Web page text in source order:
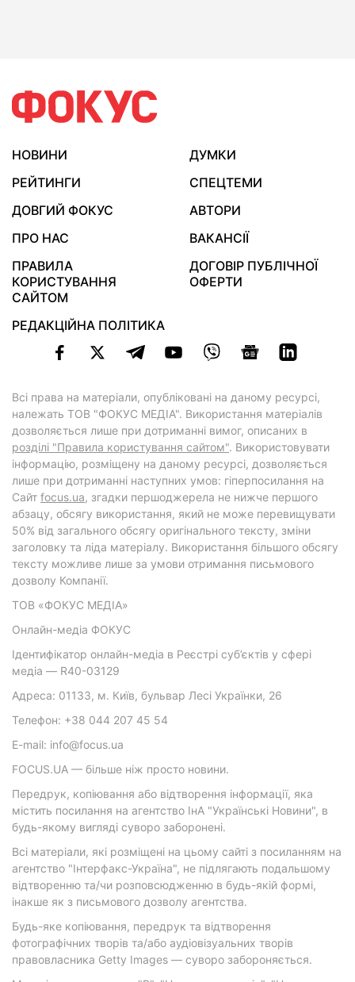
НОВИНИ
ДУМКИ
РЕЙТИНГИ
СПЕЦТЕМИ
ДОВГИЙ ФОКУС
АВТОРИ
ПРО НАС
ВАКАНСІЇ
ПРАВИЛА
КОРИСТУВАННЯ
САЙТОМ
ДОГОВІР ПУБЛІЧНОЇ
ОФЕРТИ
РЕДАКЦІЙНА ПОЛІТИКА
Всі права на матеріали, опубліковані на даному ресурсі,
належать ТОВ "ФОКУС МЕДІА". Використання матеріалів
дозволяється лише при дотриманні вимог, описаних в
розділі "Правила користування сайтом". Використовувати
інформацію, розміщену на даному ресурсі, дозволяється
лише при дотриманні наступних умов: гіперпосилання на
Cайт focus.ua, згадки першоджерела не нижче першого
абзацу, обсягу використання, який не може перевищувати
50% від загального обсягу оригінального тексту, зміни
заголовку та ліда матеріалу. Використання більшого обсягу
тексту можливе лише за умови отримання письмового
дозволу Компанії.
ТОВ «ФОКУС МЕДІА»
Онлайн-медіа ФОКУС
Ідентифікатор онлайн-медіа в Реєстрі суб’єктів у сфері
медіа — R40-03129
Адреса: 01133, м. Київ, бульвар Лесі Українки, 26
Телефон: +38 044 207 45 54
E-mail: info@focus.ua
FOCUS.UA — більше ніж просто новини.
Передрук, копіювання або відтворення інформації, яка
містить посилання на агентство ІнА "Українські Новини", в
будь-якому вигляді суворо заборонені.
Всі матеріали, які розміщені на цьому сайті з посиланням на
агентство "Інтерфакс-Україна", не підлягають подальшому
відтворенню та/чи розповсюдженню в будь-якій формі,
інакше як з письмового дозволу агентства.
Будь-яке копіювання, передрук та відтворення
фотографічних творів та/або аудіовізуальних творів
правовласника Getty Images — суворо забороняється.